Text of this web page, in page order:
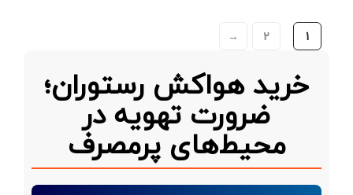
1
2
→
خرید هواکش رستوران؛
ضرورت تهویه در
محیط‌های پرمصرف